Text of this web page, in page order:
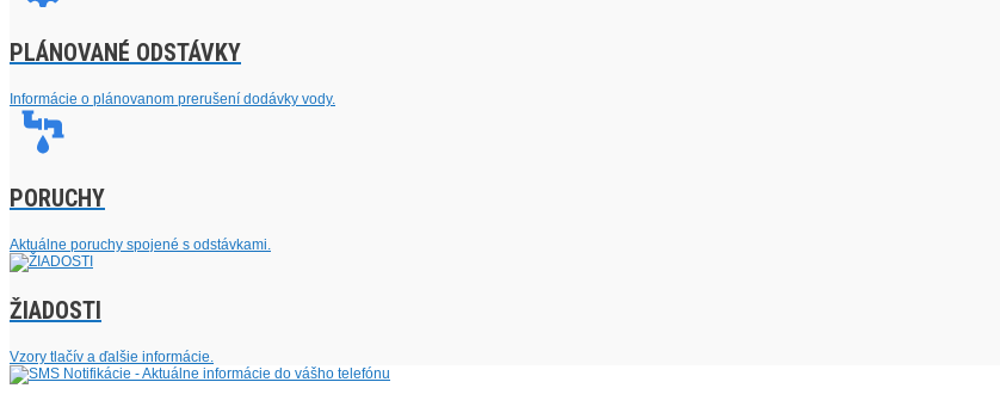
PLÁNOVANÉ ODSTÁVKY
Informácie o plánovanom prerušení dodávky vody.
PORUCHY
Aktuálne poruchy spojené s odstávkami.
ŽIADOSTI
Vzory tlačív a ďalšie informácie.